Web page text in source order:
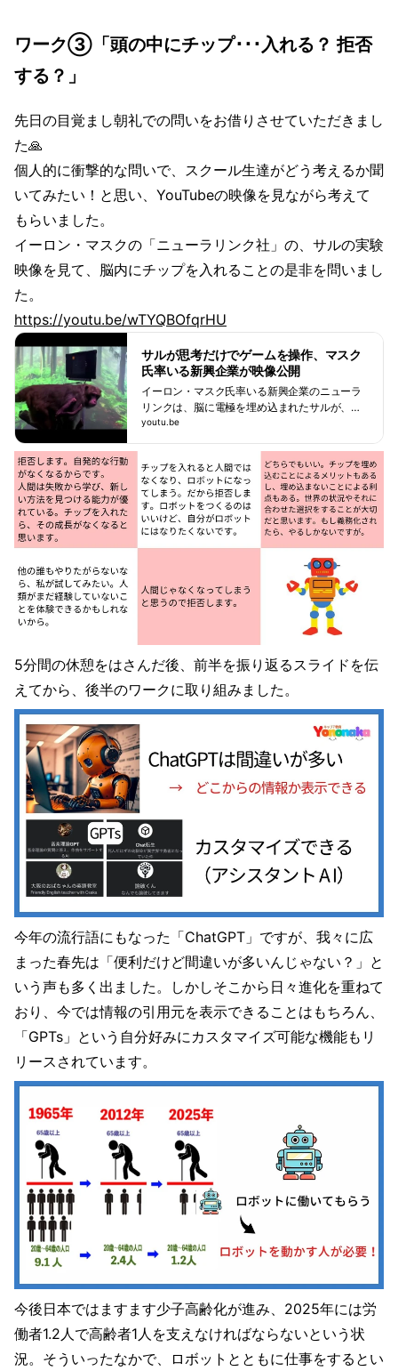
ワーク③「頭の中にチップ･･･入れる？ 拒否
する？」
先日の目覚まし朝礼での問いをお借りさせていただきまし
た🙏
個人的に衝撃的な問いで、スクール生達がどう考えるか聞
いてみたい！と思い、YouTubeの映像を見ながら考えて
もらいました。
イーロン・マスクの「ニューラリンク社」の、サルの実験
映像を見て、脳内にチップを入れることの是非を問いまし
た。
https://youtu.be/wTYQBOfqrHU
サルが思考だけでゲームを操作、マスク
氏率いる新興企業が映像公開
イーロン・マスク氏率いる新興企業のニューラ
リンクは、脳に電極を埋め込まれたサルが、思
考だけでビデオゲームをする様子だとする映像
ーロンマスク #電気信号 #脳チャンネル登録：h
ttps://youtube.com/ReutersJapan?sub_confirm
at...
youtu.be
5分間の休憩をはさんだ後、前半を振り返るスライドを伝
えてから、後半のワークに取り組みました。
今年の流行語にもなった「ChatGPT」ですが、我々に広
まった春先は「便利だけど間違いが多いんじゃない？」と
いう声も多く出ました。しかしそこから日々進化を重ねて
おり、今では情報の引用元を表示できることはもちろん、
「GPTs」という自分好みにカスタマイズ可能な機能もリ
リースされています。
今後日本ではますます少子高齢化が進み、2025年には労
働者1.2人で高齢者1人を支えなければならないという状
況。そういったなかで、ロボットとともに仕事をするとい